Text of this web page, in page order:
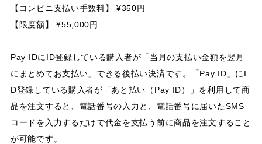
【コンビニ支払い手数料】 ¥350円
【限度額】 ¥55,000円
Pay IDにID登録している購入者が「当月の支払い金額を翌月
にまとめてお支払い」できる後払い決済です。「Pay ID」にI
D登録している購入者が「あと払い（Pay ID）」を利用して商
品を注文すると、電話番号の入力と、電話番号に届いたSMS
コードを入力するだけで代金を支払う前に商品を注文すること
が可能です。